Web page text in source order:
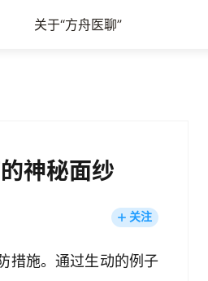
关于“方舟医聊”
神秘面纱
关注
措施。通过生动的例子